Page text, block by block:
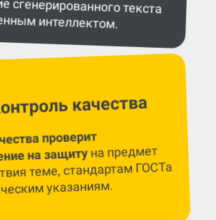
интеллектом.
качества
проверит
на защитуна предмет
теме, стандартам ГОСТа
указаниям.